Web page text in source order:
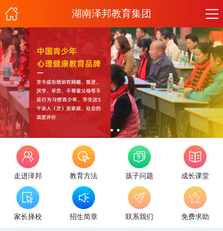
湖南泽邦教育集团
走进泽邦 教育方法 孩子问题 成长课堂
家长择校 招生简章 联系我们 免费求助